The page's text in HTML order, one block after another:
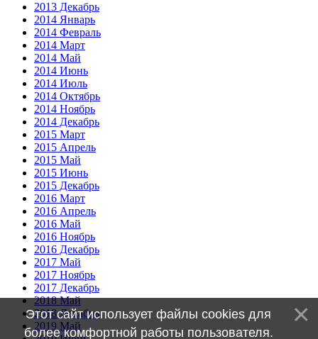
2013 Декабрь
2014 Январь
2014 Февраль
2014 Март
2014 Май
2014 Июнь
2014 Июль
2014 Октябрь
2014 Ноябрь
2014 Декабрь
2015 Март
2015 Апрель
2015 Май
2015 Июнь
2015 Декабрь
2016 Март
2016 Апрель
2016 Май
2016 Ноябрь
2016 Декабрь
2017 Май
2017 Ноябрь
2017 Декабрь
2018 Май
2018 Декабрь
2019 Май
Этот сайт использует файлы cookies для
более комфортной работы пользователя.